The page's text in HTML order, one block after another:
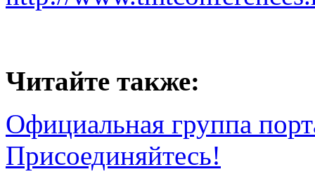
Читайте также:
Официальная группа
Присоединяйтесь!